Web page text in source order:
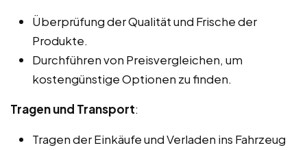
Überprüfung der Qualität und Frische der
Produkte.
Durchführen von Preisvergleichen, um
kostengünstige Optionen zu finden.
Tragen und Transport:
Tragen der Einkäufe und Verladen ins Fahrzeug